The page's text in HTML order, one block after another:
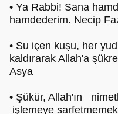
• Ya Rabbi! Sana
hamdederim. Necip
• Su içen kuşu, her
kaldırarak Allah'a
Asya
• Şükür, Allah'ın
işlemeye